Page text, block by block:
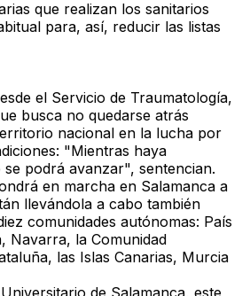
que realizan los sanitarios
para, así, reducir las listas
el Servicio de Traumatología,
busca no quedarse atrás
nacional en la lucha por
"Mientras haya
podrá avanzar", sentencian.
en marcha en Salamanca a
llevándola a cabo también
comunidades autónomas: País
Navarra, la Comunidad
las Islas Canarias, Murcia